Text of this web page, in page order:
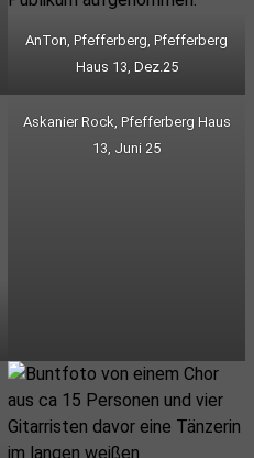
AnTon, Pfefferberg, Pfefferberg
Haus 13, Dez.25
Askanier Rock, Pfefferberg Haus
13, Juni 25